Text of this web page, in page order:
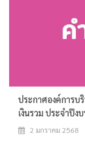
ประกาศองค์การบ
เงินรวม ประจำปี
2 มกราคม 2568